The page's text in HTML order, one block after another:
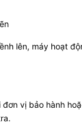
lên, máy hoạt
vị bảo hành